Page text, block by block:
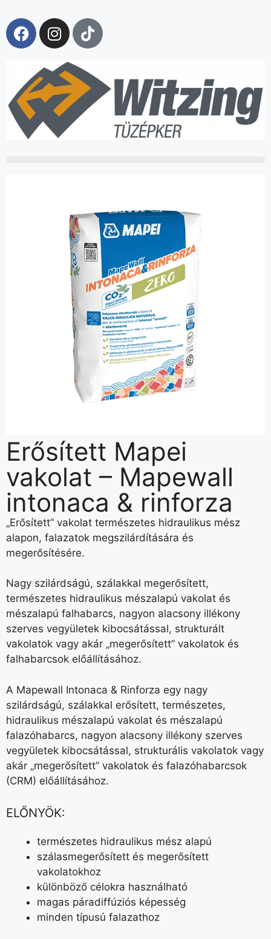
Erősített Mapei
vakolat – Mapewall
intonaca & rinforza
„Erősített” vakolat természetes hidraulikus mész
alapon, falazatok megszilárdítására és
megerősítésére.
Nagy szilárdságú, szálakkal megerősített,
természetes hidraulikus mészalapú vakolat és
mészalapú falhabarcs, nagyon alacsony illékony
szerves vegyületek kibocsátással, strukturált
vakolatok vagy akár „megerősített” vakolatok és
falhabarcsok előállításához.
A Mapewall Intonaca & Rinforza egy nagy
szilárdságú, szálakkal erősített, természetes,
hidraulikus mészalapú vakolat és mészalapú
falazóhabarcs, nagyon alacsony illékony szerves
vegyületek kibocsátással, strukturális vakolatok vagy
akár „megerősített” vakolatok és falazóhabarcsok
(CRM) előállításához.
ELŐNYÖK:
természetes hidraulikus mész alapú
szálasmegerősített és megerősített
vakolatokhoz
különböző célokra használható
magas páradiffúziós képesség
minden típusú falazathoz